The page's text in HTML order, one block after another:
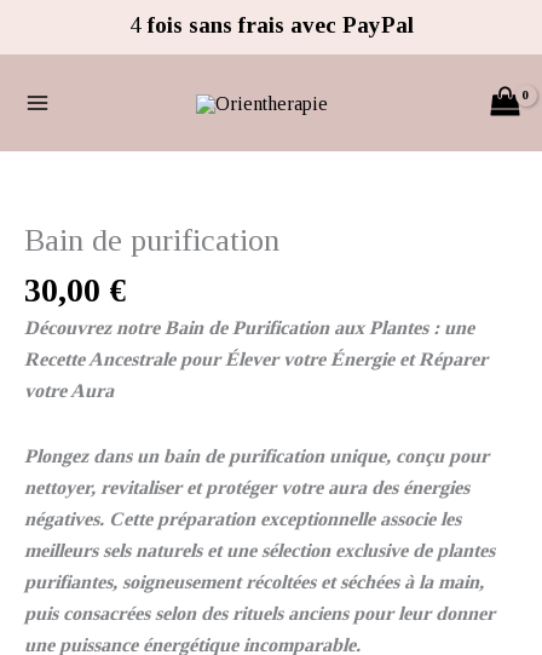
4fois sans frais avec PayPal
Bain de purification
30,00 €
Découvrez notre Bain de Purification aux Plantes : une
Recette Ancestrale pour Élever votre Énergie et Réparer
votre Aura
Plongez dans un bain de purification unique, conçu pour
nettoyer, revitaliser et protéger votre aura des énergies
négatives. Cette préparation exceptionnelle associe les
meilleurs sels naturels et une sélection exclusive de plantes
purifiantes, soigneusement récoltées et séchées à la main,
puis consacrées selon des rituels anciens pour leur donner
une puissance énergétique incomparable.
Bain
purification